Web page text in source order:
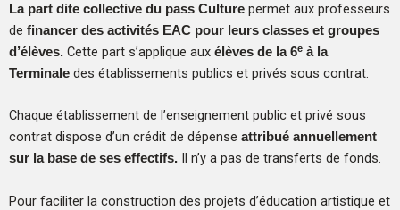
La part dite collective du pass Culture permet aux professeurs
de financer des activités EAC pour leurs classes et groupes
d’élèves. Cette part s’applique aux élèves de la 6e à la
Terminale des établissements publics et privés sous contrat.
Chaque établissement de l’enseignement public et privé sous
contrat dispose d’un crédit de dépense attribué annuellement
sur la base de ses effectifs.
Il n’y a pas de transferts de fonds.
Pour faciliter la construction des projets d’éducation artistique et